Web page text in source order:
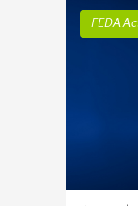
FEDA